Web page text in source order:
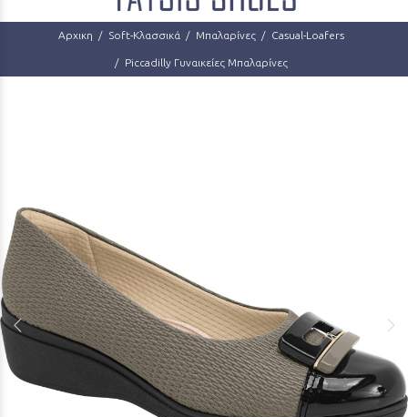
Αρχικη Soft-Κλασσικά Μπαλαρίνες Casual-Loafers
Piccadilly Γυναικείες Μπαλαρίνες